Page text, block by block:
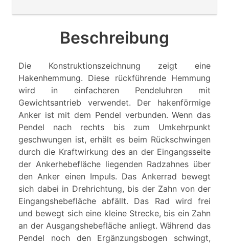
Beschreibung
Die Konstruktionszeichnung zeigt eine
Hakenhemmung. Diese rückführende Hemmung
wird in einfacheren Pendeluhren mit
Gewichtsantrieb verwendet. Der hakenförmige
Anker ist mit dem Pendel verbunden. Wenn das
Pendel nach rechts bis zum Umkehrpunkt
geschwungen ist, erhält es beim Rückschwingen
durch die Kraftwirkung des an der Eingangsseite
der Ankerhebefläche liegenden Radzahnes über
den Anker einen Impuls. Das Ankerrad bewegt
sich dabei in Drehrichtung, bis der Zahn von der
Eingangshebefläche abfällt. Das Rad wird frei
und bewegt sich eine kleine Strecke, bis ein Zahn
an der Ausgangshebefläche anliegt. Während das
Pendel noch den Ergänzungsbogen schwingt,